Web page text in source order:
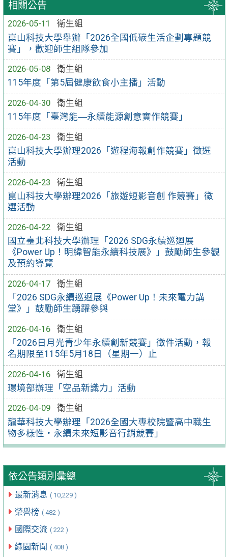
相關公告
2026-05-11
衛生組
崑山科技大學舉辦「2026全國低碳生活企劃專題競
賽」，歡迎師生組隊參加
2026-05-08
衛生組
115年度「第5屆健康飲食小主播」活動
2026-04-30
衛生組
115年度「臺灣能―永續能源創意實作競賽」
2026-04-23
衛生組
崑山科技大學辦理2026「遊程海報創作競賽」徵選
活動
2026-04-23
衛生組
崑山科技大學辦理2026「旅遊短影音創 作競賽」徵
選活動
2026-04-22
衛生組
國立臺北科技大學辦理「2026 SDG永續巡迴展
《Power Up！明緯智能永續科技展》」鼓勵師生參觀
及預約導覽
2026-04-17
衛生組
「2026 SDG永續巡迴展《Power Up！未來電力講
堂》」鼓勵師生踴躍參與
2026-04-16
衛生組
「2026日月光青少年永續創新競賽」徵件活動，報
名期限至115年5月18日（星期一）止
2026-04-16
衛生組
環境部辦理「空品新識力」活動
2026-04-09
衛生組
龍華科技大學辦理「2026全國大專校院暨高中職生
物多樣性‧永續未來短影音行銷競賽」
依公告類別彙總
最新消息 ( 10,229 )
榮譽榜 ( 482 )
國際交流 ( 222 )
綠園新聞 ( 408 )